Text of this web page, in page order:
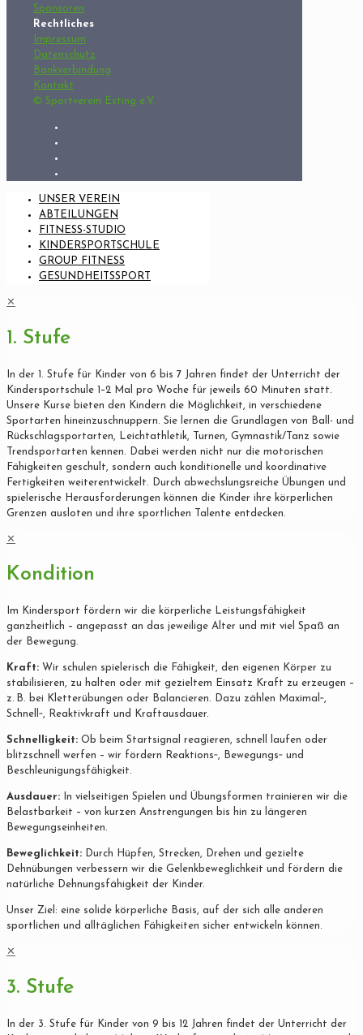
Sponsoren
Rechtliches
Impressum
Datenschutz
Bankverbindung
Kontakt
© Sportverein Esting e.V.
UNSER VEREIN
ABTEILUNGEN
FITNESS-STUDIO
KINDERSPORTSCHULE
GROUP FITNESS
GESUNDHEITSSPORT
✕
1. Stufe
In der 1. Stufe für Kinder von 6 bis 7 Jahren findet der Unterricht der
Kindersportschule 1–2 Mal pro Woche für jeweils 60 Minuten statt.
Unsere Kurse bieten den Kindern die Möglichkeit, in verschiedene
Sportarten hineinzuschnuppern. Sie lernen die Grundlagen von Ball- und
Rückschlagsportarten, Leichtathletik, Turnen, Gymnastik/Tanz sowie
Trendsportarten kennen. Dabei werden nicht nur die motorischen
Fähigkeiten geschult, sondern auch konditionelle und koordinative
Fertigkeiten weiterentwickelt. Durch abwechslungsreiche Übungen und
spielerische Herausforderungen können die Kinder ihre körperlichen
Grenzen ausloten und ihre sportlichen Talente entdecken.
✕
Kondition
Im Kindersport fördern wir die körperliche Leistungsfähigkeit
ganzheitlich – angepasst an das jeweilige Alter und mit viel Spaß an
der Bewegung.
Kraft: Wir schulen spielerisch die Fähigkeit, den eigenen Körper zu
stabilisieren, zu halten oder mit gezieltem Einsatz Kraft zu erzeugen –
z. B. bei Kletterübungen oder Balancieren. Dazu zählen Maximal‐,
Schnell‐, Reaktivkraft und Kraftausdauer.
Schnelligkeit: Ob beim Startsignal reagieren, schnell laufen oder
blitzschnell werfen – wir fördern Reaktions‐, Bewegungs‐ und
Beschleunigungsfähigkeit.
Ausdauer: In vielseitigen Spielen und Übungsformen trainieren wir die
Belastbarkeit – von kurzen Anstrengungen bis hin zu längeren
Bewegungseinheiten.
Beweglichkeit: Durch Hüpfen, Strecken, Drehen und gezielte
Dehnübungen verbessern wir die Gelenkbeweglichkeit und fördern die
natürliche Dehnungsfähigkeit der Kinder.
Unser Ziel: eine solide körperliche Basis, auf der sich alle anderen
sportlichen und alltäglichen Fähigkeiten sicher entwickeln können.
✕
3. Stufe
In der 3. Stufe für Kinder von 9 bis 12 Jahren findet der Unterricht der